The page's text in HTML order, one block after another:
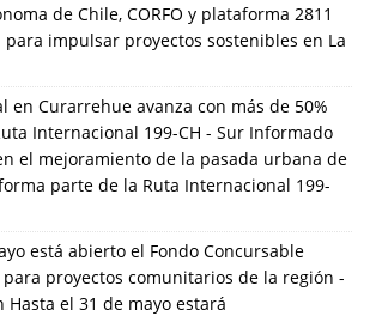
de Chile, CORFO y plataforma 2811
impulsar proyectos sostenibles en La
en Curarrehue avanza con más de 50%
Internacional 199-CH - Sur Informado
el mejoramiento de la pasada urbana de
parte de la Ruta Internacional 199-
está abierto el Fondo Concursable
proyectos comunitarios de la región -
Hasta el 31 de mayo estará